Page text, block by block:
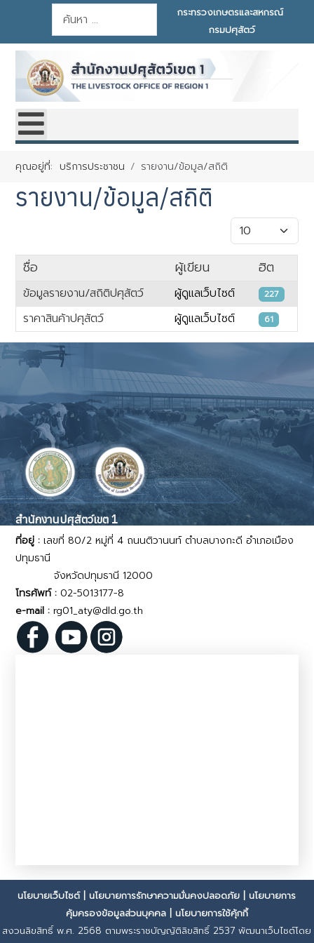
การค้นหา
กระทรวงเกษตรและสหกรณ์
กรมปศุสัตว์
คุณอยู่ที่:บริการประชาชน รายงาน/ข้อมูล/สถิติ
รายงาน/ข้อมูล/สถิติ
แสดง #
เนื้อหา
ชื่อ ผู้เขียน ฮิต
ข้อมูลรายงาน/สถิติปศุสัตว์ ผู้ดูแลเว็บไซต์ 227
ราคาสินค้าปศุสัตว์ ผู้ดูแลเว็บไซต์ 61
สำนักงานปศุสัตว์เขต 1
ที่อยู่ :เลขที่ 80/2 หมู่ที่ 4 ถนนติวานนท์ ตำบลบางกะดี อำเภอเมือง
ปทุมธานี
จังหวัดปทุมธานี 12000
โทรศัพท์ : 02-5013177-8
e-mail :rg01_aty@dld.go.th
นโยบายเว็บไซต์| นโยบายการรักษาความมั่นคงปลอดภัย
นโยบายการ
คุ้มครองข้อมูลส่วนบุคคล| นโยบายการใช้คุ้กกี้
สงวนลิขสิทธิ์ พ.ศ. 2568 ตามพระราชบัญญัติลิขสิทธิ์ 2537 พัฒนาเว็บไซต์โดย